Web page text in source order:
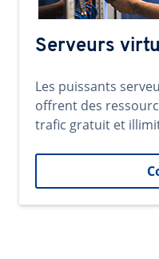
Serveurs
Les puissants
offrent des
trafic gratuit et